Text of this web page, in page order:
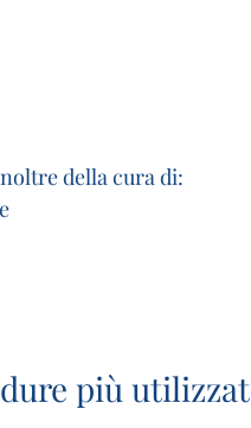
della cura di:
più